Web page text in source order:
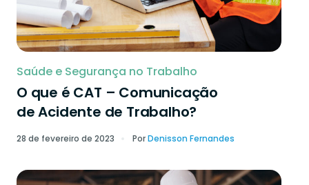
Saúde e Segurança no Trabalho
O que é CAT – Comunicação
de Acidente de Trabalho?
28 de fevereiro de 2023 PorDenisson Fernandes